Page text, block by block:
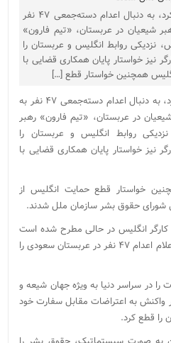
روزنامه انگلیسی گاردین گزارش کرد، به دنبال اعدام دسته‌جمعی ۴۷ نفر
شیعیان در عربستان، «تیم فارون»
نزدیکی روابط انگلیس و عربستان را
نیز خواستار پایان همکاری قضایی با
همچنین خواستار قطع […]
روزنامه انگلیسی گاردین گزارش کرد، به دنبال اعدام دسته‌جمعی ۴۷ نفر به
در عربستان، «تیم فارون» رهبر
روابط انگلیس و عربستان را
نیز خواستار پایان همکاری قضایی با
خواستار قطع حمایت انگلیس از
شورای حقوق بشر سازمان ملل شدند.
کارگر انگلیس در حالی مطرح شده است
که وزارت خارجه انگلیس در ابتدا، اعلام اعدام ۴۷ نفر در عربستان سعودی را
در سراسر دنیا به ویژه جهان شیعه و
واکنش به اعتراضات مقابل سفارت خود
را قطع کرد.